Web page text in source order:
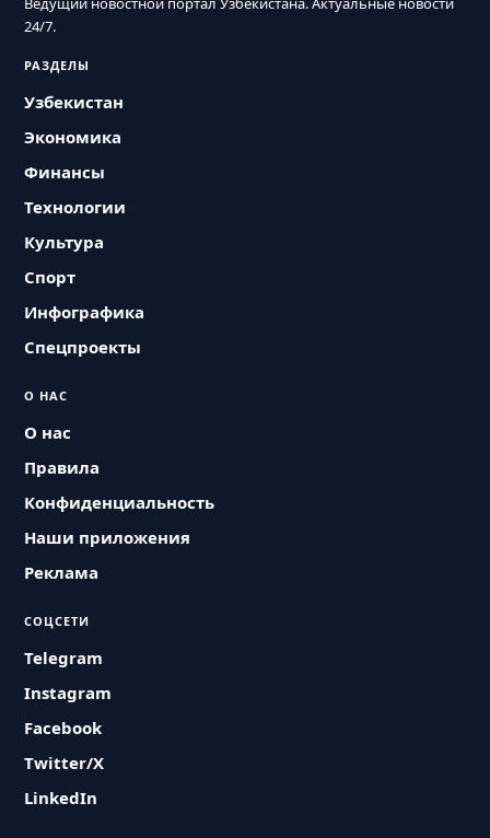
24/7.
РАЗДЕЛЫ
Узбекистан
Экономика
Финансы
Технологии
Культура
Спорт
Инфографика
Спецпроекты
О НАС
О нас
Правила
Конфиденциальность
Наши приложения
Реклама
СОЦСЕТИ
Telegram
Instagram
Facebook
Twitter/X
LinkedIn